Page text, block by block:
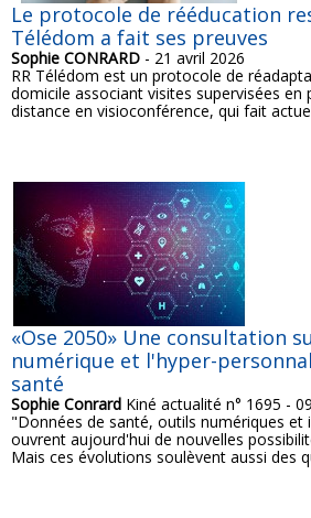
Le protocole de rééducation
Télédom a fait ses preuves
Sophie CONRARD - 21 avril 2026
RR Télédom est un protocole de
domicile associant visites supervisées en
distance en visioconférence, qui fait
«Ose 2050» Une consultation
numérique et l'hyper-
santé
Sophie Conrard Kiné actualité n° 1695 -
"Données de santé, outils numériques et
ouvrent aujourd'hui de nouvelles
Mais ces évolutions soulèvent aussi des